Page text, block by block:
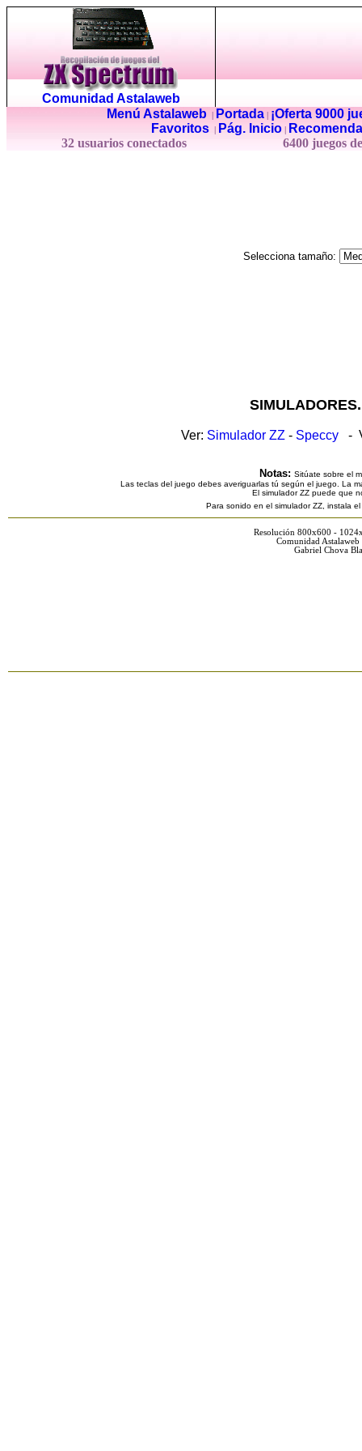
Comunidad Astalaweb
Menú Astalaweb| Portada|
¡Oferta 9000
Favoritos
Pág. Inicio
32 usuarios conectados
6400 juegos
Selecciona tamaño:
Ver: Simulador ZZ - Speccy -
Notas: Sitúate sobre el
Las teclas del juego debes averiguarlas tú según el juego. La
El simulador ZZ puede que
Para sonido en el simulador ZZ, instala
Resolución 800x600 -
Comunidad
Gabriel Chova